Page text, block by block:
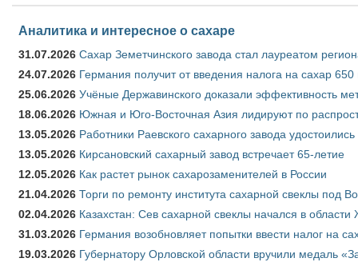
Аналитика и интересное о сахаре
31.07.2026 Сахар Земетчинского завода стал лауреатом
24.07.2026 Германия получит от введения налога на сахар
25.06.2026 Учёные Державинского доказали эффективность
18.06.2026 Южная и Юго-Восточная Азия лидируют по
13.05.2026 Работники Раевского сахарного завода удостоились
13.05.2026 Кирсановский сахарный завод встречает 65-летие
12.05.2026 Как растет рынок сахарозаменителей в России
21.04.2026 Торги по ремонту института сахарной свеклы под
02.04.2026 Казахстан: Сев сахарной свеклы начался в области
31.03.2026 Германия возобновляет попытки ввести налог на
19.03.2026 Губернатору Орловской области вручили медаль